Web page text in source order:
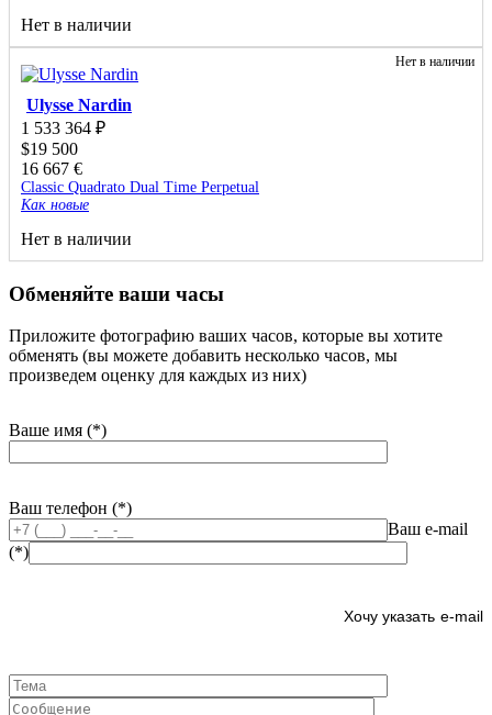
Нет в наличии
Нет в наличии
Ulysse Nardin
1 533 364 ₽
$19 500
16 667 €
Classic Quadrato Dual Time Perpetual
Как новые
Нет в наличии
Обменяйте ваши часы
Приложите фотографию ваших часов, которые вы хотите
обменять (вы можете добавить несколько часов, мы
произведем оценку для каждых из них)
Ваше имя (*)
Ваш телефон (*)
Ваш e-mail
(*)
e-mail